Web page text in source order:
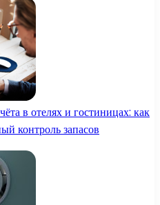
в отелях и гостиницах: как
контроль запасов